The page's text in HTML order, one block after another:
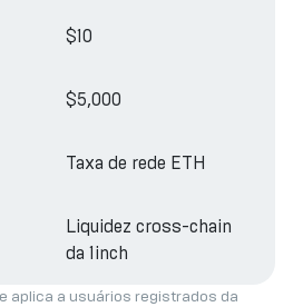
$10
$5,000
Taxa de rede ETH
Liquidez cross-chain
da 1inch
aplica a usuários registrados da